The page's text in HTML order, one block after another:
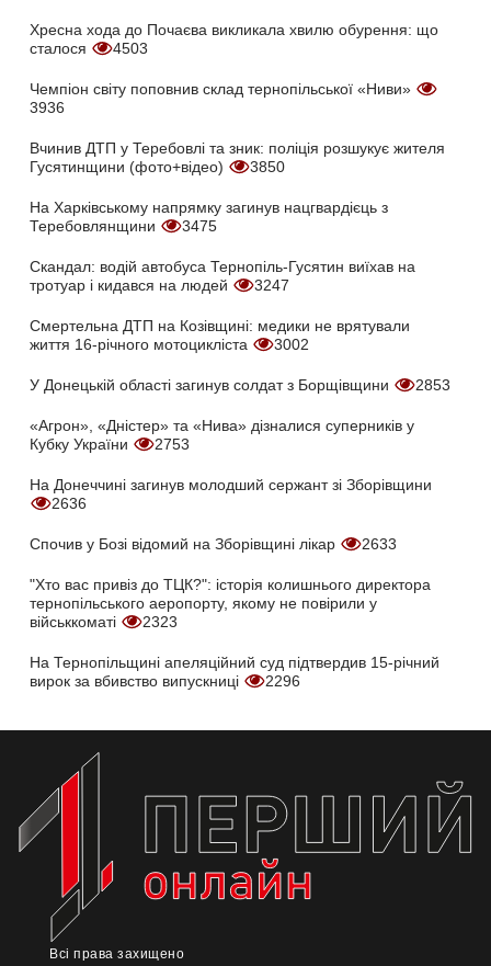
Хресна хода до Почаєва викликала хвилю обурення: що
сталося
4503
Чемпіон світу поповнив склад тернопільської «Ниви»
3936
Вчинив ДТП у Теребовлі та зник: поліція розшукує жителя
Гусятинщини (фото+відео)
3850
На Харківському напрямку загинув нацгвардієць з
Теребовлянщини
3475
Скандал: водій автобуса Тернопіль-Гусятин виїхав на
тротуар і кидався на людей
3247
Смертельна ДТП на Козівщині: медики не врятували
життя 16-річного мотоцикліста
3002
У Донецькій області загинув солдат з Борщівщини 2853
«Агрон», «Дністер» та «Нива» дізналися суперників у
Кубку України
2753
На Донеччині загинув молодший сержант зі Зборівщини
2636
Спочив у Бозі відомий на Зборівщині лікар 2633
"Хто вас привіз до ТЦК?": історія колишнього директора
тернопільського аеропорту, якому не повірили у
військкоматі
2323
На Тернопільщині апеляційний суд підтвердив 15-річний
вирок за вбивство випускниці
2296
Всі права захищено